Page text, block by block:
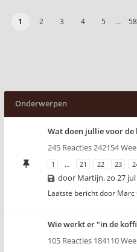
1 2 3 4 5 … 58
Onderwerpen
Wat doen jullie voor de
245 Reacties 242154
1 … 21 22 23
door Martijn,zo 27
Laatste bericht door Marc
Wie werkt er "in de
105 Reacties 184110